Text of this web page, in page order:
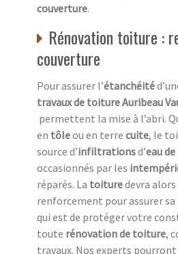
couverture.
Rénovation toiture :
couverture
Pour assurer l’étanchéité
travaux de toitureAuribeau
permettent la mise à l’abri.
en tôleou en terre cuite, le
source d’infiltrationsd’eau
occasionnés par les
réparés. La toituredevra
renforcement pour assurer
qui est de protéger votre
toute rénovation de toiture,
travaux. Nos experts